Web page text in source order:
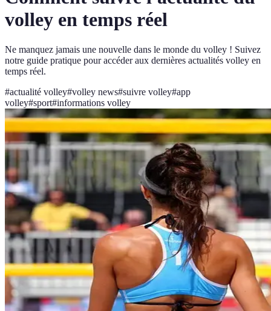
volley en temps réel
Ne manquez jamais une nouvelle dans le monde du volley ! Suivez
notre guide pratique pour accéder aux dernières actualités volley en
temps réel.
#actualité volley#volley news#suivre volley#app
volley#sport#informations volley